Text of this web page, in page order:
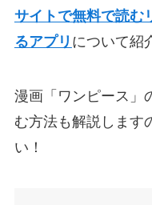
サイトで無料で読む
るアプリ について紹
漫画「ワンピース」
む方法も解説します
い！